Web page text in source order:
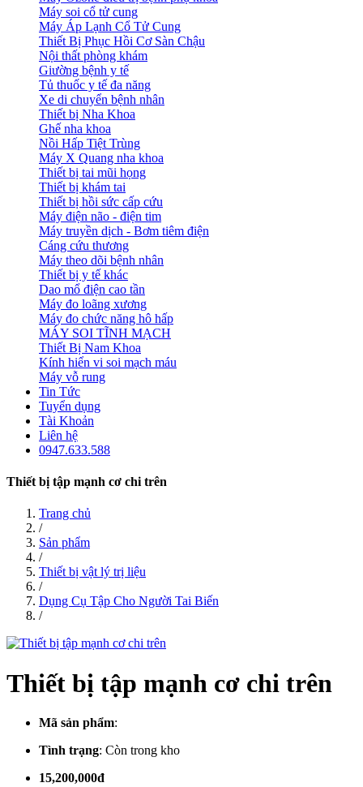
Máy soi cổ tử cung
Máy Áp Lạnh Cổ Tử Cung
Thiết Bị Phục Hồi Cơ Sàn Chậu
Nội thất phòng khám
Giường bệnh y tế
Tủ thuốc y tế đa năng
Xe di chuyển bệnh nhân
Thiết bị Nha Khoa
Ghế nha khoa
Nồi Hấp Tiệt Trùng
Máy X Quang nha khoa
Thiết bị tai mũi họng
Thiết bị khám tai
Thiết bị hồi sức cấp cứu
Máy điện não - điện tim
Máy truyền dịch - Bơm tiêm điện
Cáng cứu thương
Máy theo dõi bệnh nhân
Thiết bị y tế khác
Dao mổ điện cao tần
Máy đo loãng xương
Máy đo chức năng hô hấp
MÁY SOI TĨNH MẠCH
Thiết Bị Nam Khoa
Kính hiển vi soi mạch máu
Máy vỗ rung
Tin Tức
Tuyển dụng
Tài Khoản
Liên hệ
0947.633.588
Thiết bị tập mạnh cơ chi trên
Trang chủ
/
Sản phẩm
/
Thiết bị vật lý trị liệu
/
Dụng Cụ Tập Cho Người Tai Biến
/
Thiết bị tập mạnh cơ chi trên
Mã sản phẩm:
Tình trạng: Còn trong kho
15,200,000đ